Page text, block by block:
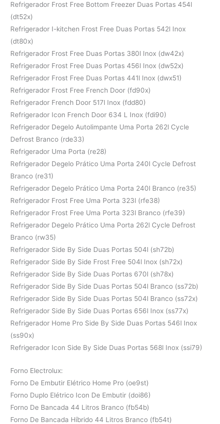
Refrigerador Frost Free Bottom Freezer Duas Portas 454l
(dt52x)
Refrigerador I-kitchen Frost Free Duas Portas 542l Inox
(dt80x)
Refrigerador Frost Free Duas Portas 380l Inox (dw42x)
Refrigerador Frost Free Duas Portas 456l Inox (dw52x)
Refrigerador Frost Free Duas Portas 441l Inox (dwx51)
Refrigerador Frost Free French Door (fd90x)
Refrigerador French Door 517l Inox (fdd80)
Refrigerador Icon French Door 634 L Inox (fdi90)
Refrigerador Degelo Autolimpante Uma Porta 262l Cycle
Defrost Branco (rde33)
Refrigerador Uma Porta (re28)
Refrigerador Degelo Prático Uma Porta 240l Cycle Defrost
Branco (re31)
Refrigerador Degelo Prático Uma Porta 240l Branco (re35)
Refrigerador Frost Free Uma Porta 323l (rfe38)
Refrigerador Frost Free Uma Porta 323l Branco (rfe39)
Refrigerador Degelo Prático Uma Porta 262l Cycle Defrost
Branco (rw35)
Refrigerador Side By Side Duas Portas 504l (sh72b)
Refrigerador Side By Side Frost Free 504l Inox (sh72x)
Refrigerador Side By Side Duas Portas 670l (sh78x)
Refrigerador Side By Side Duas Portas 504l Branco (ss72b)
Refrigerador Side By Side Duas Portas 504l Branco (ss72x)
Refrigerador Side By Side Duas Portas 656l Inox (ss77x)
Refrigerador Home Pro Side By Side Duas Portas 546l Inox
(ss90x)
Refrigerador Icon Side By Side Duas Portas 568l Inox (ssi79)
Forno Electrolux:
Forno De Embutir Elétrico Home Pro (oe9st)
Forno Duplo Elétrico Icon De Embutir (doi86)
Forno De Bancada 44 Litros Branco (fb54b)
Forno De Bancada Híbrido 44 Litros Branco (fb54t)